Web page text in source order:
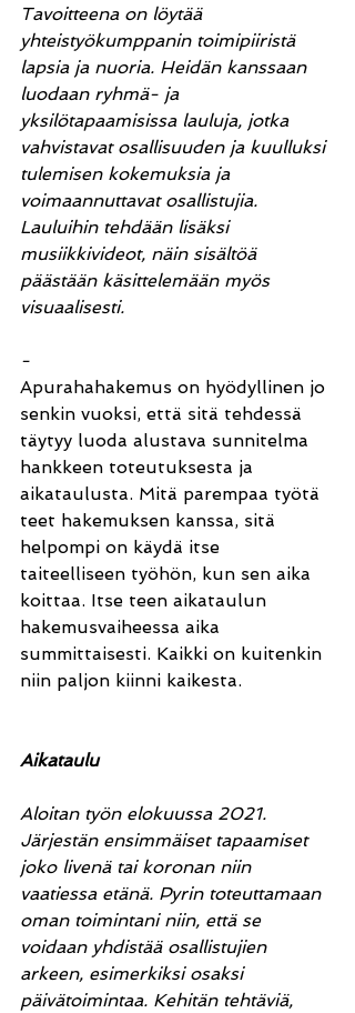
Tavoitteena on löytää
yhteistyökumppanin toimipiiristä
lapsia ja nuoria. Heidän kanssaan
luodaan ryhmä- ja
yksilötapaamisissa lauluja, jotka
vahvistavat osallisuuden ja kuulluksi
tulemisen kokemuksia ja
voimaannuttavat osallistujia.
Lauluihin tehdään lisäksi
musiikkivideot, näin sisältöä
päästään käsittelemään myös
visuaalisesti.
-
Apurahahakemus on hyödyllinen jo
senkin vuoksi, että sitä tehdessä
täytyy luoda alustava sunnitelma
hankkeen toteutuksesta ja
aikataulusta. Mitä parempaa työtä
teet hakemuksen kanssa, sitä
helpompi on käydä itse
taiteelliseen työhön, kun sen aika
koittaa. Itse teen aikataulun
hakemusvaiheessa aika
summittaisesti. Kaikki on kuitenkin
niin paljon kiinni kaikesta.
Aikataulu
Aloitan työn elokuussa 2021.
Järjestän ensimmäiset tapaamiset
joko livenä tai koronan niin
vaatiessa etänä. Pyrin toteuttamaan
oman toimintani niin, että se
voidaan yhdistää osallistujien
arkeen, esimerkiksi osaksi
päivätoimintaa. Kehitän tehtäviä,